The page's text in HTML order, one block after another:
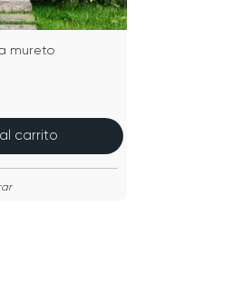
mureto
carrito